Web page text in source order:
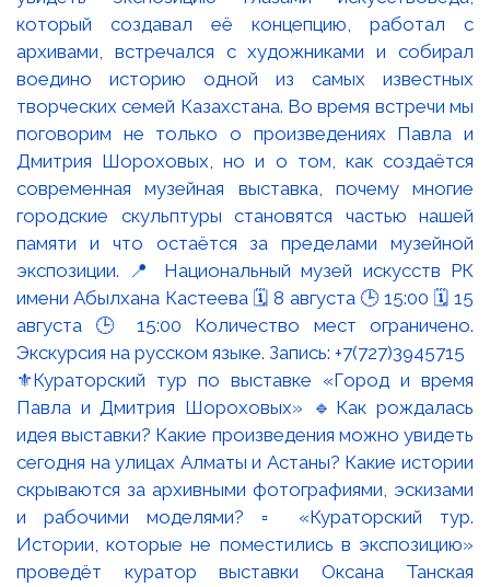
⚜️Кураторский тур по выставке «Город и время
Павла и Дмитрия Шороховых» 🔹Как рождалась
идея выставки? Какие произведения можно увидеть
сегодня на улицах Алматы и Астаны? Какие истории
скрываются за архивными фотографиями, эскизами
и рабочими моделями? ▫️ «Кураторский тур.
Истории, которые не поместились в экспозицию»
проведёт куратор выставки Оксана Танская